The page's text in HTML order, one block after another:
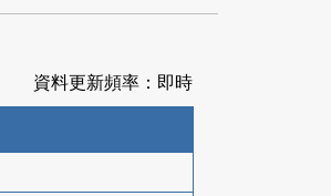
資料更新頻率：即時